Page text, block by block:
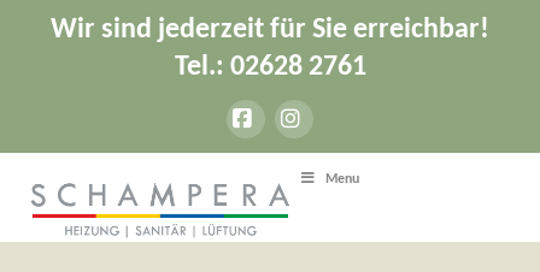
Wir sind jederzeit für Sie erreichbar!
Tel.: 02628 2761
FacebookInstagram
Menu